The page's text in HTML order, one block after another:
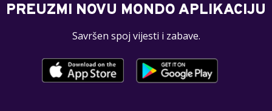
PREUZMI NOVU MONDO APLIKACIJU
Savršen spoj vijesti i zabave.